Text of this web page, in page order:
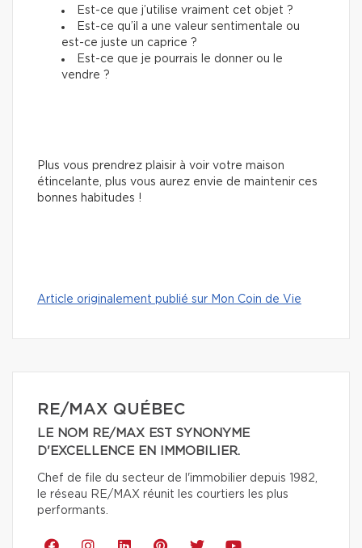
Est-ce que j’utilise vraiment cet objet ?
Est-ce qu’il a une valeur sentimentale ou
est-ce juste un caprice ?
Est-ce que je pourrais le donner ou le
vendre ?
Plus vous prendrez plaisir à voir votre maison
étincelante, plus vous aurez envie de maintenir ces
bonnes habitudes !
Article originalement publié sur Mon Coin de Vie
RE/MAX QUÉBEC
LE NOM RE/MAX EST SYNONYME
D'EXCELLENCE EN IMMOBILIER.
Chef de file du secteur de l'immobilier depuis 1982,
le réseau RE/MAX réunit les courtiers les plus
performants.